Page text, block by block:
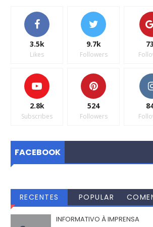
3.5k
Likes
9.7k
Followers
2.8k
Subscribes
524
Followers
FACEBOOK
RECENTES POPULAR
INFORMATIVO À IMPRENSA